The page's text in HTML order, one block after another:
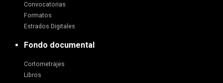
Convocatorias
Formatos
Estrados Digitales
Fondo documental
Cortometrajes
Libros